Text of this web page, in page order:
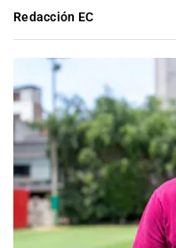
Redacción EC